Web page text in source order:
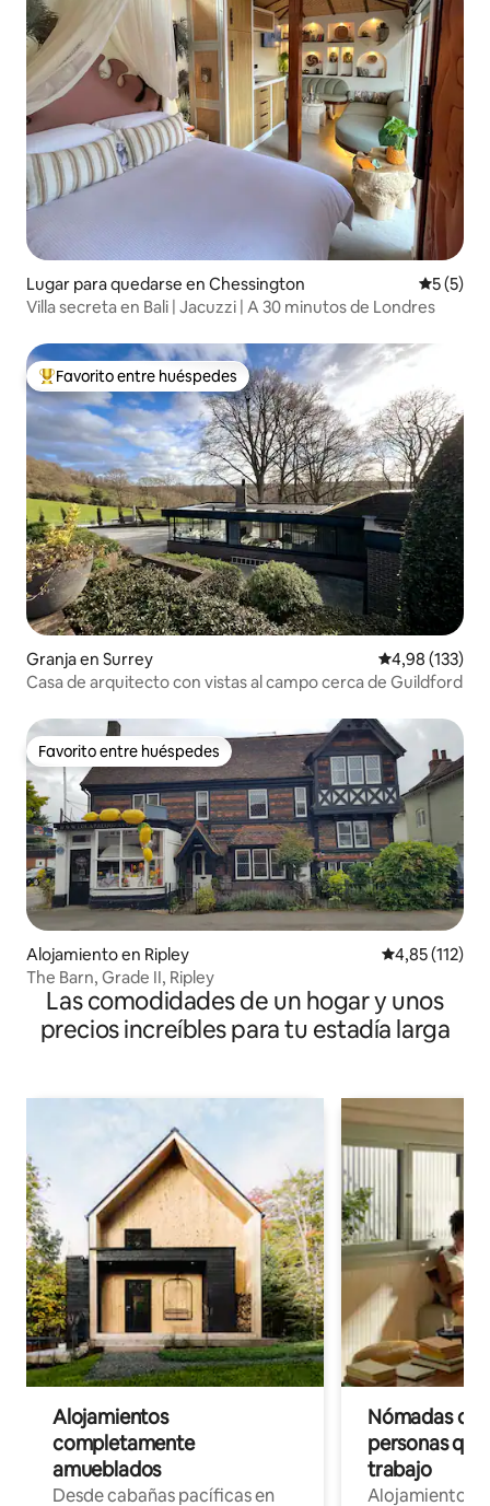
Lugar para quedarse en Chessington
5 (5)
Villa secreta en Bali | Jacuzzi | A 30 minutos de Londres
Favorito entre los huéspedes más destacados
Favorito entre huéspedes
Granja en Surrey Calificación
4,98 (133)
Casa de arquitecto con vistas al campo cerca de Guildford
Favorito entre huéspedes
Favorito entre huéspedes
Alojamiento en Ripley Calificación
4,85 (112)
The Barn, Grade II, Ripley
Las comodidades de un hogar y unos
precios increíbles para tu estadía larga
Alojamientos
completamente
amueblados
Desde cabañas pacíficas en
Nómadas
personas
trabajo
Alojamientos